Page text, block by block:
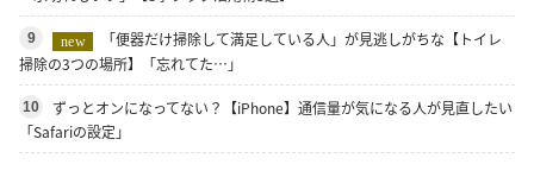
9 new
「便器だけ掃除して満足している人」が見逃しがちな【トイレ
掃除の3つの場所】「忘れてた…」
10
ずっとオンになってない？【iPhone】通信量が気になる人が見直したい
「Safariの設定」